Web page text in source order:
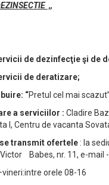
,,
de dezinfecţie şi de
de deratizare;
“Pretul cel mai
a serviciilor : Cladire
I, Centru de vacanta Sovata
transmit ofertele : la
Babes, nr. 11, e-mail
orele 08-16